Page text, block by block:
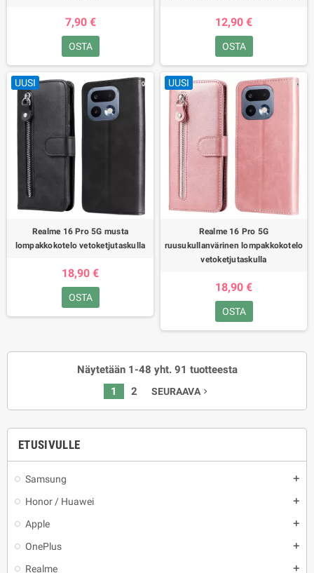
ETUSIVULLE
Samsung add
Honor / Huawei add
Apple add
OnePlus add
Realme add
7,90 €
OSTA
12,90 €
OSTA
UUSI
Realme 16 Pro 5G musta
lompakkokotelo vetoketjutaskulla
18,90 €
OSTA
UUSI
Realme 16 Pro 5G
ruusukullanvärinen lompakkokotelo
vetoketjutaskulla
18,90 €
OSTA
Näytetään 1-48 yht. 91 tuotteesta
1
2 SEURAAVA navigate_next